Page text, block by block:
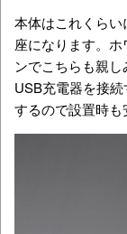
本体はこれくら
座になります。
ンでこちらも親
USB充電器を接
するので設置時も